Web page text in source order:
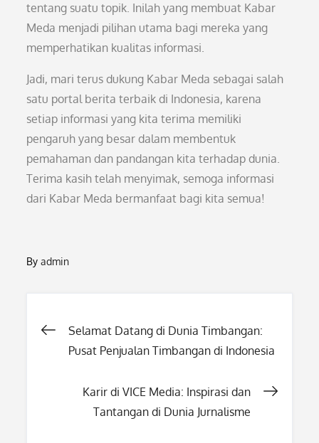
tentang suatu topik. Inilah yang membuat Kabar
Meda menjadi pilihan utama bagi mereka yang
memperhatikan kualitas informasi.
Jadi, mari terus dukung Kabar Meda sebagai salah
satu portal berita terbaik di Indonesia, karena
setiap informasi yang kita terima memiliki
pengaruh yang besar dalam membentuk
pemahaman dan pandangan kita terhadap dunia.
Terima kasih telah menyimak, semoga informasi
dari Kabar Meda bermanfaat bagi kita semua!
Byadmin
Post
Selamat Datang di Dunia Timbangan:
Pusat Penjualan Timbangan di Indonesia
Karir di VICE Media: Inspirasi dan
Tantangan di Dunia Jurnalisme